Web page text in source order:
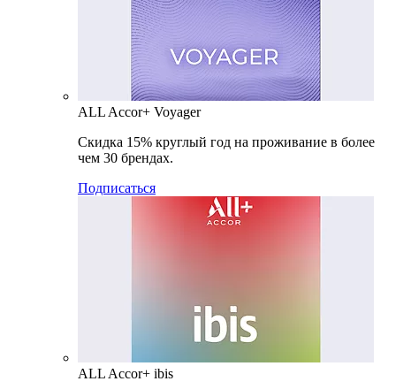
ALL Accor+ Voyager
Скидка 15% круглый год на проживание в более
чем 30 брендах.
Подписаться
ALL Accor+ ibis